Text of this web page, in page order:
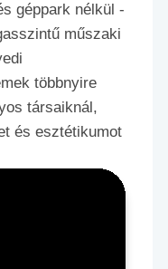
géppark nélkül -
műszaki
többnyire
társaiknál,
és esztétikumot